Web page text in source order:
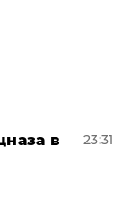
в
23:31